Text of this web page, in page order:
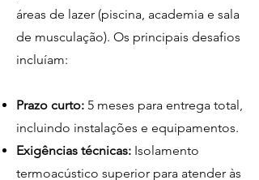
áreas de lazer (piscina, academia e sala
de musculação). Os principais desafios
incluíam:
Prazo curto: 5 meses para entrega total,
incluindo instalações e equipamentos.
Exigências técnicas: Isolamento
termoacústico superior para atender às